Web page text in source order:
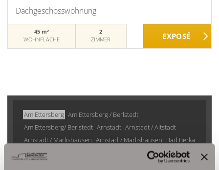
Dachgeschosswohnung
45 m²
WOHNFLÄCHE
2
ZIMMER
Am Ettersberg Am Ettersberg / Berlstedt
Am Ettersberg/ Berlstedt Arnstadt Arnstadt / Altstadt
Arnstadt / Marlishausen Arnstadt/ Marlishausen Bad Berka
Bad Frankenhausen/Kyffhäuser
Bad Langensalza